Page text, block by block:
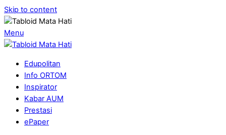
Skip to content
Menu
Edupolitan
Info ORTOM
Inspirator
Kabar AUM
Prestasi
ePaper